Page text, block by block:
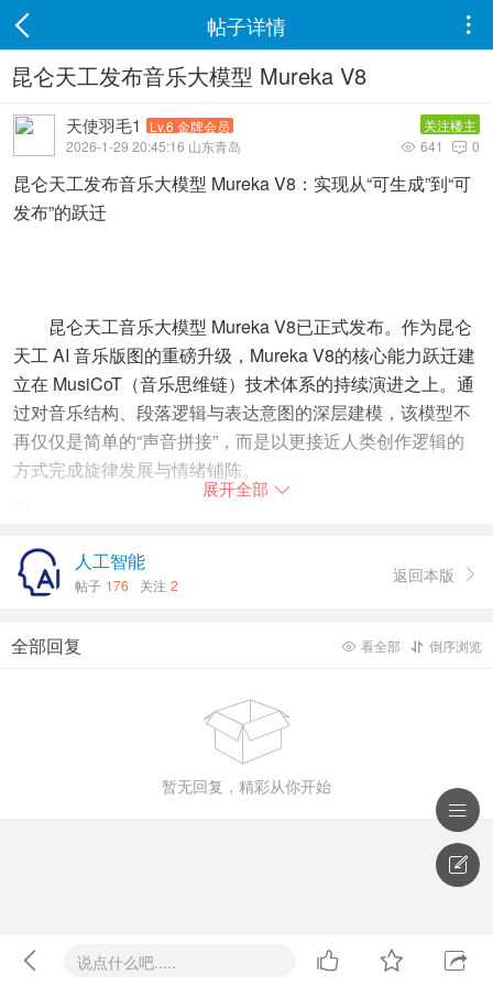
帖子详情 
昆仑天工发布音乐大模型 Mureka V8
天使羽毛1 Lv.6 金牌会员
关注楼主
2026-1-29 20:45:16 山东青岛
 0
 641
昆仑天工发布音乐大模型 Mureka V8：实现从“可生成”到“可
发布”的跃迁
昆仑天工音乐大模型 Mureka V8已正式发布。作为昆仑
天工 AI 音乐版图的重磅升级，Mureka V8的核心能力跃迁建
立在 MusiCoT（音乐思维链）技术体系的持续演进之上。通
过对音乐结构、段落逻辑与表达意图的深层建模，该模型不
再仅仅是简单的“声音拼接”，而是以更接近人类创作逻辑的
方式完成旋律发展与情绪铺陈。
及音质质感等关键维度实现了同步提升，推动 AI 音乐从“可
生成”进一步迈向“可发布”标准：
音乐性显著增强：旋律更抓耳，段落结构完整且主副歌
人声表达更具感染力：音色与唱法高度贴合提示词，演
唱更加自信流畅，具备更强的“主唱存在感”。
编曲层次丰富有序：配器饱满，和声层次抓耳，情绪推
展开全部 
人工智能
帖子 176 关注 2 返回本版 
 倒序浏览
 看全部
全部回复

暂无回复，精彩从你开始
 说点什么吧.....   

